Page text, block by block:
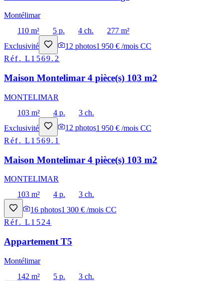
Montélimar
110 m²
5 p. 4 ch.
277 m²
Exclusivité
12 photos1 950 € /mois CC
Réf.L1569.2
Maison Montelimar 4 pièce(s) 103 m2
MONTELIMAR
103 m²
4 p.
3 ch.
Exclusivité
12 photos1 950 € /mois CC
Réf.L1569.1
Maison Montelimar 4 pièce(s) 103 m2
MONTELIMAR
103 m²
4 p.
3 ch.
16 photos1 300 € /mois CC
Réf.L1524
Appartement T5
Montélimar
142 m²
5 p.
3 ch.